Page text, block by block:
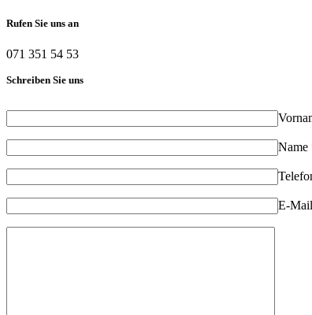
Rufen Sie uns an
071 351 54 53
Schreiben Sie uns
Name
E-